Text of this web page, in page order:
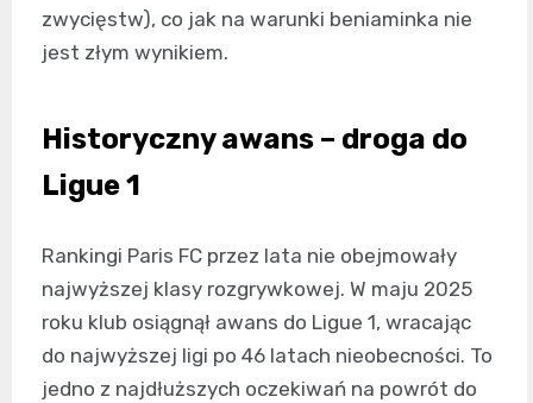
zwycięstw), co jak na warunki beniaminka nie
jest złym wynikiem.
Historyczny awans – droga do
Ligue 1
Rankingi Paris FC przez lata nie obejmowały
najwyższej klasy rozgrywkowej. W maju 2025
roku klub osiągnął awans do Ligue 1, wracając
do najwyższej ligi po 46 latach nieobecności. To
jedno z najdłuższych oczekiwań na powrót do